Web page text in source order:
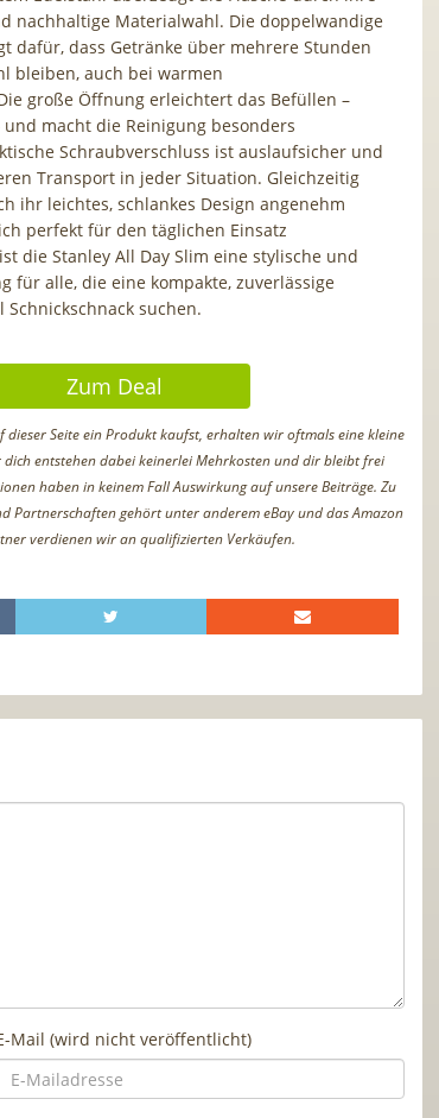
nachhaltige Materialwahl. Die doppelwandige
dafür, dass Getränke über mehrere Stunden
bleiben, auch bei warmen
große Öffnung erleichtert das Befüllen –
macht die Reinigung besonders
Schraubverschluss ist auslaufsicher und
Transport in jeder Situation. Gleichzeitig
ihr leichtes, schlankes Design angenehm
perfekt für den täglichen Einsatz
die Stanley All Day Slim eine stylische und
für alle, die eine kompakte, zuverlässige
suchen.
Zum Deal
dieser Seite ein Produkt kaufst, erhalten wir oftmals eine kleine
entstehen dabei keinerlei Mehrkosten und dir bleibt frei
haben in keinem Fall Auswirkung auf unsere Beiträge. Zu
Partnerschaften gehört unter anderem eBay und das Amazon
verdienen wir an qualifizierten Verkäufen.
Mail (wird nicht veröffentlicht)